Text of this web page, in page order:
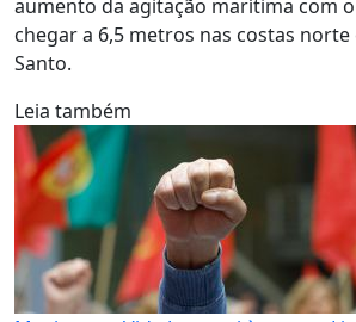
aumento da agitação marítima com
chegar a 6,5 metros nas costas
Santo.
Leia também